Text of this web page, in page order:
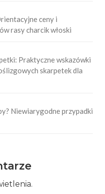
ceny i
rasy charcik włoski
Praktyczne wskazówki
skarpetek dla
Niewiarygodne przypadki